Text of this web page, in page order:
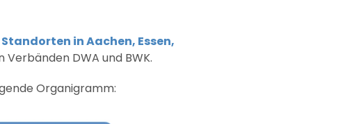
Standorten in Aachen, Essen,
DWA und BWK.
Organigramm: